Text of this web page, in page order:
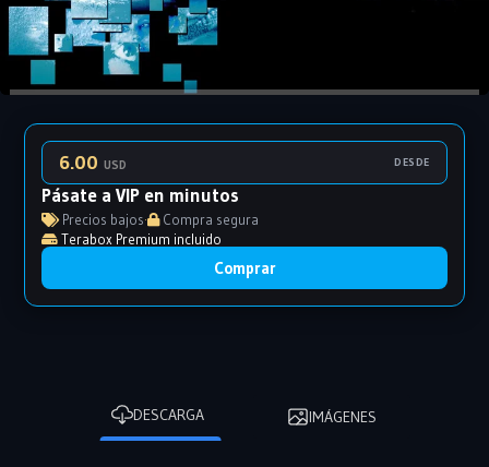
6.00USD DESDE
Pásate a VIP en minutos
Precios bajos·
Compra segura
Terabox Premium incluido
Comprar
DESCARGA IMÁGENES